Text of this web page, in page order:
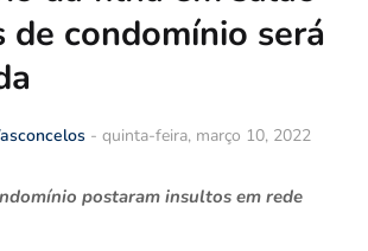
de condomínio será
- quinta-feira, março 10, 2022
postaram insultos em rede